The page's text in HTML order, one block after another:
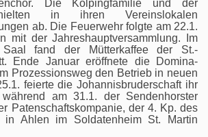
Die Kolpingfamilie und der
in ihren Vereinslokalen
ab. Die Feuerwehr folgte am 22.1.
mit der Jahreshauptversammlung. Im
Saal fand der Mütterkaffee der St.-
Ende Januar eröffnete die Domina-
Prozessionsweg den Betrieb in neuen
feierte die Johannisbruderschaft ihr
während am 31.1. der Sendenhorster
Patenschaftskompanie, der 4. Kp. des
in Ahlen im Soldatenheim St. Martin